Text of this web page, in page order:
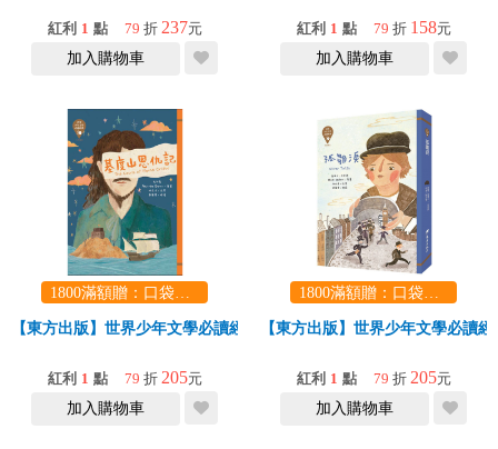
紅利 1 點 79 折 237元
加入購物車
紅利 1 點 79 折 158元
加入購物車
1800滿額贈：口袋玩具一份（隨機出貨） (summer read)
【東方出版】世界少年文學必讀經典60-基度山恩仇記
紅利 1 點 79 折 205元
加入購物車
1800滿額贈：口袋玩具一份（隨機出貨） (summer read)
【東方出版】世界少年文學必讀
紅利 1 點 79 折 205元
加入購物車